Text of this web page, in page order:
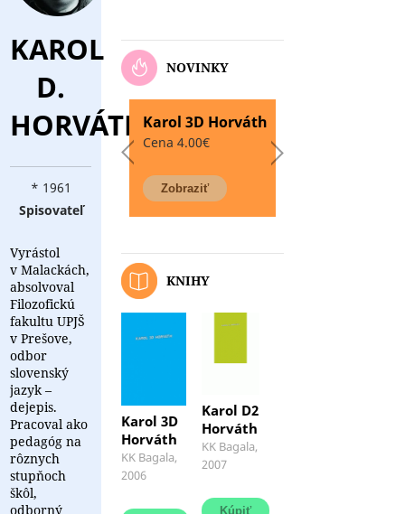
KAROL
D.
HORVÁTH
* 1961
Spisovateľ
Vyrástol
v Malackách,
absolvoval
Filozofickú
fakultu UPJŠ
v Prešove,
odbor
slovenský
jazyk –
dejepis.
Pracoval ako
pedagóg na
rôznych
stupňoch
škôl,
odborný
NOVINKY
Karol 3D Horváth
Cena 4.00€
KNIHY
Karol 3D
Horváth
KK Bagala,
2006
Tretia
zbierka
Karola
Karol D2
Horváth
KK Bagala,
2007
v